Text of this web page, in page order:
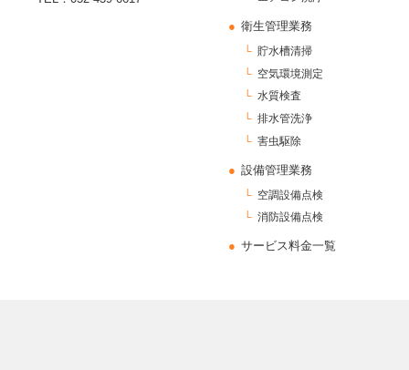
衛生管理業務
貯水槽清掃
空気環境測定
水質検査
排水管洗浄
害虫駆除
設備管理業務
空調設備点検
消防設備点検
サービス料金一覧